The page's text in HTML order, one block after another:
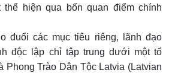
thể hiện qua bốn quan điểm chính
đuổi các mục tiêu riêng, lãnh đạo
độc lập chỉ tập trung dưới một tổ
Phong Trào Dân Tộc Latvia (Latvian